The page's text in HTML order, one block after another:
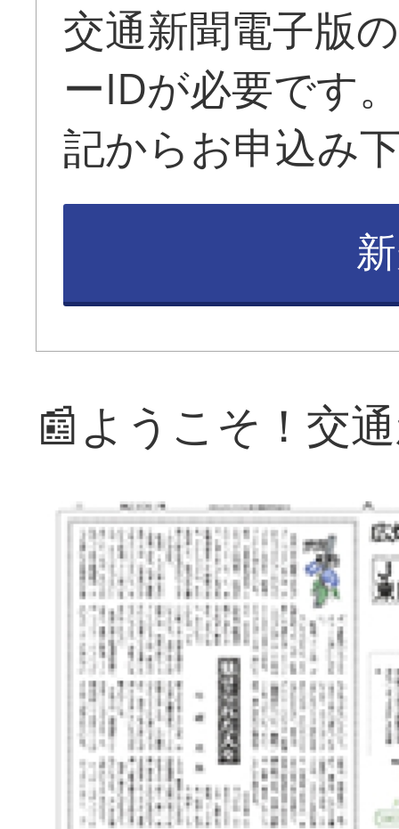
交通新聞電子版
ーIDが必要です
記からお申込み
📰ようこそ！交